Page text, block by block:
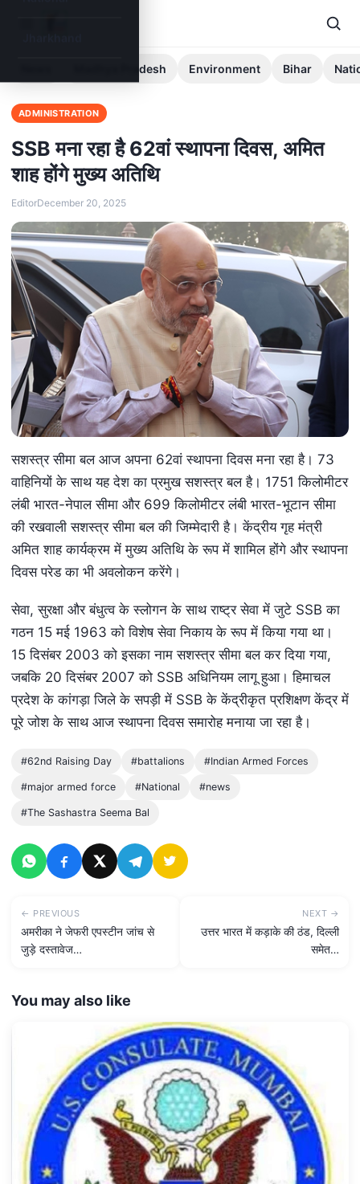
Madhya Pradesh Environment Bihar
ADMINISTRATION
SSB मना रहा है 62वां स्थापना दिवस, अमित
शाह होंगे मुख्य अतिथि
EditorDecember 20, 2025
सशस्त्र सीमा बल आज अपना 62वां स्थापना दिवस मना रहा है। 73
वाहिनियों के साथ यह देश का प्रमुख सशस्त्र बल है। 1751 किलोमीटर
लंबी भारत-नेपाल सीमा और 699 किलोमीटर लंबी भारत-भूटान सीमा
की रखवाली सशस्त्र सीमा बल की जिम्मेदारी है। केंद्रीय गृह मंत्री
अमित शाह कार्यक्रम में मुख्य अतिथि के रूप में शामिल होंगे और स्थापना
दिवस परेड का भी अवलोकन करेंगे।
सेवा, सुरक्षा और बंधुत्व के स्लोगन के साथ राष्ट्र सेवा में जुटे SSB का
गठन 15 मई 1963 को विशेष सेवा निकाय के रूप में किया गया था।
15 दिसंबर 2003 को इसका नाम सशस्त्र सीमा बल कर दिया गया,
जबकि 20 दिसंबर 2007 को SSB अधिनियम लागू हुआ। हिमाचल
प्रदेश के कांगड़ा जिले के सपड़ी में SSB के केंद्रीकृत प्रशिक्षण केंद्र में
पूरे जोश के साथ आज स्थापना दिवस समारोह मनाया जा रहा है।
#62nd Raising Day #battalions #Indian Armed Forces
#major armed force #National #news
#The Sashastra Seema Bal
← PREVIOUS
अमरीका ने जेफरी एपस्टीन जांच से
जुड़े दस्तावेज…
NEXT →
उत्तर भारत में कड़ाके की ठंड, दिल्ली
समेत…
You may also like